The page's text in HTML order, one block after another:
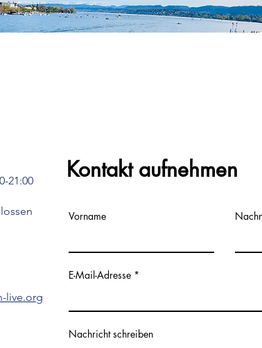
21:00
live.org
Kontakt aufnehmen
Vorname
E-Mail-Adresse
Nachricht schreiben